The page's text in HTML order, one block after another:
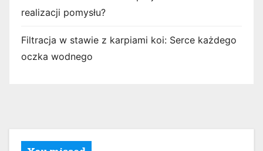
realizacji pomysłu?
Filtracja w stawie z karpiami koi: Serce każdego
oczka wodnego